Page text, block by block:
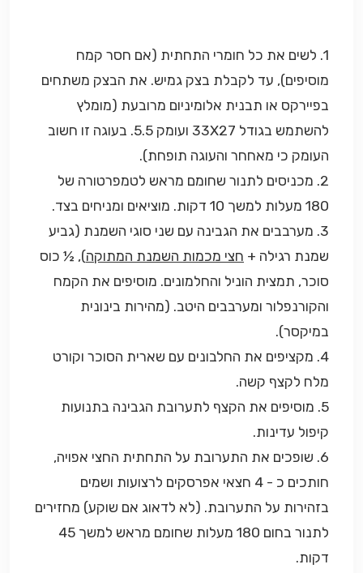
1. לשים את כל חומרי התחתית (אם חסר קמח
מוסיפים), עד לקבלת בצק גמיש. את הבצק משתחים
בפיירקס או תבנית אלומיניום מרובעת (מומלץ
להשתמש בגודל 33X27 ועומק 5.5. בעוגה זו חשוב
העומק כי מאחחר והעוגה תופחת).
2. מכניסים לתנור שחומם מראש לטמפרטורה של
180 מעלות למשך 10 דקות. מוציאים ומניחים בצד.
3. מערבבים את הגבינה עם שני סוגי השמנת (גביע
שמנת רגילה + חצי מכמות השמנת המתוקה), ½ כוס
סוכר, תמצית הוניל והחלמונים. מוסיפים את הקמח
והקורנפלור ומערבבים היטב. (מהירות בינונית
במיקסר).
4. מקציפים את החלבונים עם שארית הסוכר וקורט
מלח לקצף קשה.
5. מוסיפים את הקצף לתערובת הגבינה בתנועות
קיפול עדינות.
6. שופכים את התערובת על התחתית החצי אפויה,
חותכים כ - 4 חצאי אפרסקים לרצועות ושמים
בזהירות על התערובת. (לא לדאוג אם שוקע) מחזירים
לתנור בחום 180 מעלות שחומם מראש למשך 45
דקות.